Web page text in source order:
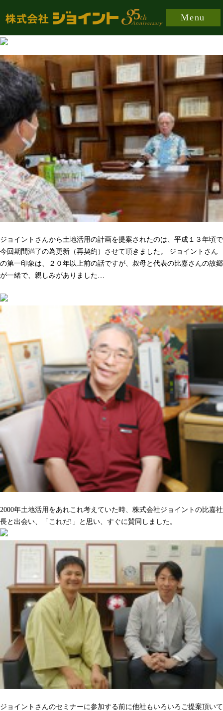
Menu
fancybox/fancybox/jquery.fancybox-1.3.8.min.css
ジョイントさんから土地活用の計画を提案されたのは、平成１３年頃で
今回期間満了の為更新（再契約）させて頂きました。 ジョイントさん
の第一印象は、２０年以上前の話ですが、叔母と代表の比嘉さんの故郷
が一緒で、親しみがありました…
2000年土地活用をあれこれ考えていた時、株式会社ジョイントの比嘉社
長と出会い、「これだ!」と思い、すぐに賛同しました。
ジョイントさんのセミナーに参加する前に他社もいろいろご提案頂いて